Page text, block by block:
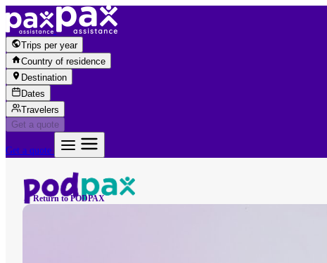
Skip to content
Trips per year
Country of residence
Destination
Dates
Travelers
Get a quote
Get a quote
← Return to PODPAX